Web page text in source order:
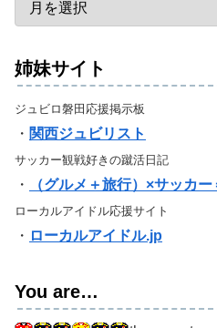
姉妹サイト
ジュビロ磐田応援掲示板
・ 関西ジュビリスト
サッカー観戦好きの蹴活日記
・ （グルメ＋旅行）×サッカ
ローカルアイドル応援サイト
・ ローカルアイドル.jp
You are…